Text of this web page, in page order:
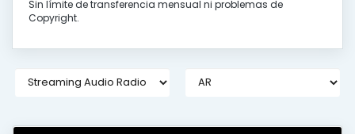
Contattaci!
Sin límite de transferencia mensual ni problemas de
Copyright.